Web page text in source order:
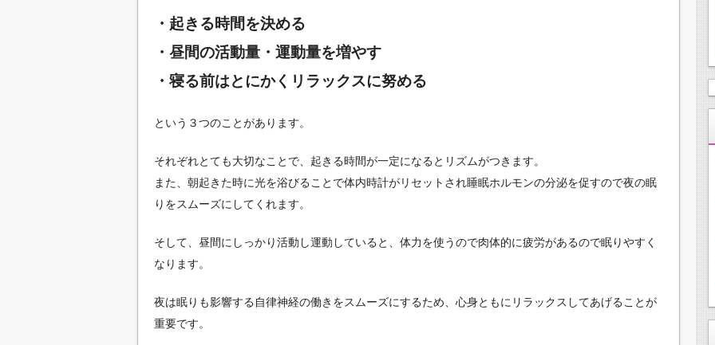
・起きる時間を決める
・昼間の活動量・運動量を増やす
・寝る前はとにかくリラックスに努める
という３つのことがあります。
それぞれとても大切なことで、起きる時間が一定になるとリズムがつきます。
また、朝起きた時に光を浴びることで体内時計がリセットされ睡眠ホルモンの分泌を促すので夜の眠
りをスムーズにしてくれます。
そして、昼間にしっかり活動し運動していると、体力を使うので肉体的に疲労があるので眠りやすく
なります。
夜は眠りも影響する自律神経の働きをスムーズにするため、心身ともにリラックスしてあげることが
重要です。